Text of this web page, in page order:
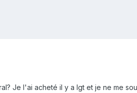
Je l'ai acheté il y a lgt et je ne me